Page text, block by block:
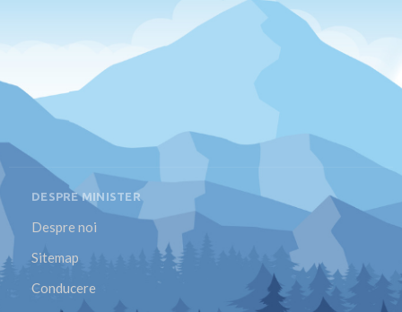
DESPRE MINISTER
Despre noi
Sitemap
Conducere